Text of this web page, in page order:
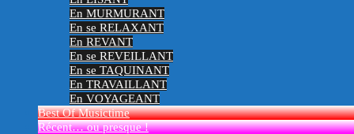
En MURMURANT
En se RELAXANT
En REVANT
En se REVEILLANT
En se TAQUINANT
En TRAVAILLANT
En VOYAGEANT
Best Of Musictime
Récent… ou presque !